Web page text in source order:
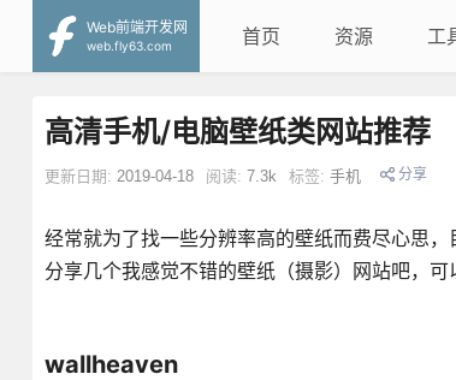
Web前端开发网
web.fly63.com
首页 资源 工
高清手机/电脑壁纸类网站推荐
更新日期: 2019-04-18 阅读: 7.3k 标签: 手机 分享
经常就为了找一些分辨率高的壁纸而费尽心思
分享几个我感觉不错的壁纸（摄影）网站吧，可
​wallheaven